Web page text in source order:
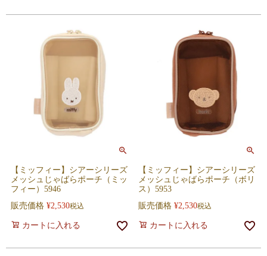
【ミッフィー】シアーシリーズ
メッシュじゃばらポーチ（ミッ
フィー）5946
販売価格 ¥2,530税込
カートに入れる
【ミッフィー】シアーシリーズ
メッシュじゃばらポーチ（ボリ
ス）5953
販売価格 ¥2,530税込
カートに入れる